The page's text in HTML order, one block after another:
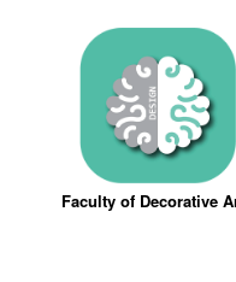
Faculty of Decorative